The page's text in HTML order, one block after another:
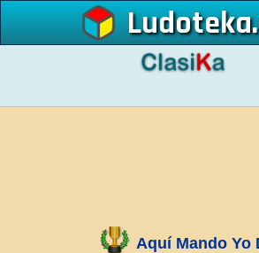
Ludoteka
Aquí Mando Yo